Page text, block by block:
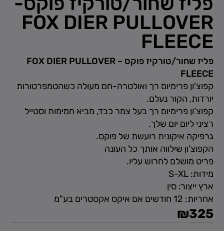
FOX DIER PULLOVER
FLEECE
פליז שחור/טורקיז פוקס – FOX DIER PULLOVER
FLEECE
קפוצ’ון פרימיום רך ואולטרה-חם מעולה כשהטמפרטורות
יורדות, הקור נעלם.
קפוצ’ון פרימיום רך בעל צמר כבד, מביא חמימות וסטייל
רציני ליום יום שלך.
גרפיקה איקונית רועשת של פוקס.
הקפוצ’ון שילווה אותך כל העונה
פריט מושלם לחרוש עליו.
מידות: S-XL
ארץ ייצור: סין
אחריות: 12 חודשים אם איקס אקסטרים בע"מ
₪325